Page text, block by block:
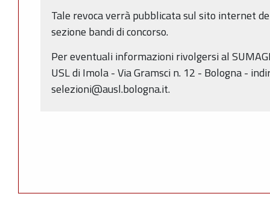
Tale revoca verrà pubblicata sul sito internet
sezione bandi di concorso.
Per eventuali informazioni rivolgersi al
USL di Imola - Via Gramsci n. 12 - Bologna -
selezioni@ausl.bologna.it.